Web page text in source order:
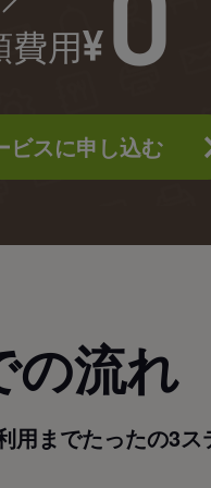
用
ビスに申し込む
の流れ
用までたったの3ス